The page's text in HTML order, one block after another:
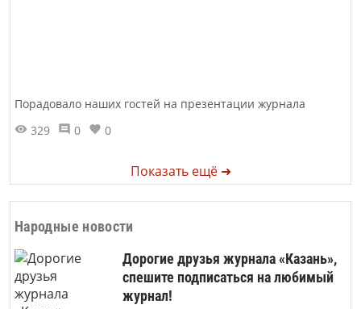
Порадовало наших гостей на презентации журнала
329
0 0
Показать ещё ➜
Народные новости
Дорогие друзья журнала «Казань»,
спешите подписаться на любимый
журнал!